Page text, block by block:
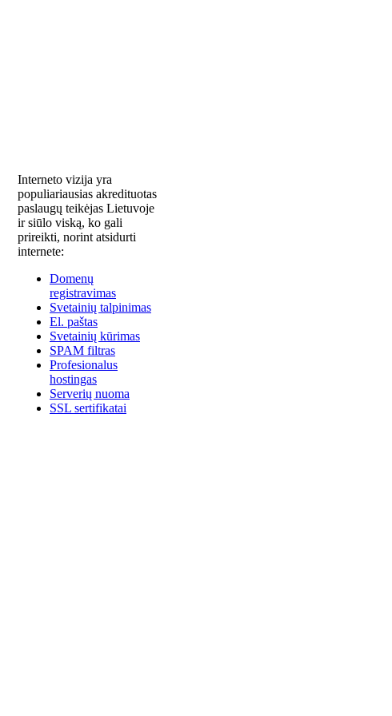
Interneto vizija yra
populiariausias akredituotas
paslaugų teikėjas Lietuvoje
ir siūlo viską, ko gali
prireikti, norint atsidurti
internete:
Domenų
registravimas
Svetainių talpinimas
El. paštas
Svetainių kūrimas
SPAM filtras
Profesionalus
hostingas
Serverių nuoma
SSL sertifikatai